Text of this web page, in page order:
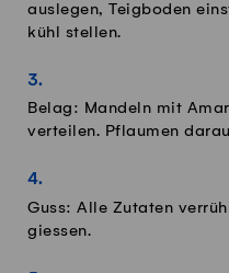
auslegen, Teigboden
kühl stellen.
Belag: Mandeln mit
verteilen. Pflaumen
Guss: Alle Zutaten
giessen.